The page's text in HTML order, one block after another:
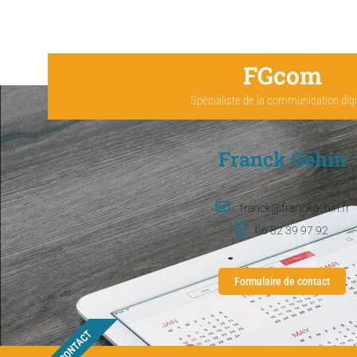
FGcom
Spécialiste de la communication
Franck Géhin
franck@franckgehin.fr
06 82 39 97 92
Formulaire de contact
CONTACT